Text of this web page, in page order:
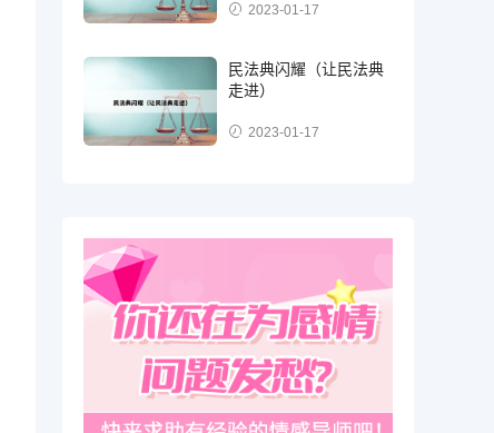
2023-01-17
民法典闪耀（让民法典
走进）
2023-01-17